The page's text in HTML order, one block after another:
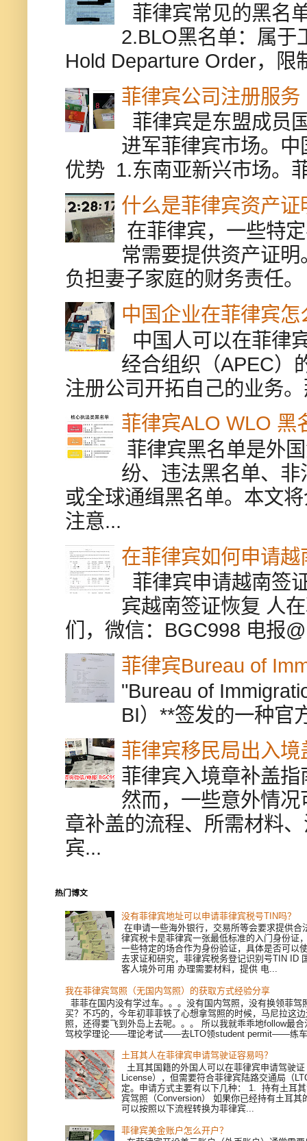
菲律宾常见的黑名
2.BLO黑名单：属于
Hold Departure Order，限
菲律宾公司注册服务
菲律宾是东盟成员
进军菲律宾市场。
优势 1.东南亚新兴市场。
什么是菲律宾资产证
在菲律宾，一些特
常需要提供资产证
负担妻子家庭的财务责任
中国企业在菲律宾怎
中国人可以在菲律
经合组织（APEC）
注册公司开拓自己的业务
菲律宾ALO WLO 黑
菲律宾黑名单是外
纷、违法黑名单、
或全球通缉黑名单。本文
注意...
在菲律宾如何申请越
菲律宾申请越南签
宾越南签证恢复 人
们，微信：BGC998 电报
菲律宾Bureau of
"Bureau of
BI）**签发的一种官
菲律宾移民局出入
菲律宾入境章补盖
然而，一些意外情
章补盖的流程、所需材料
宾...
热门博文
没有菲律宾地址可以申请菲律宾税号TIN吗？
在申请一些海外银行，交易所等会要求提供合
律宾税卡是菲律宾一张最低标准的入门身份证
一些特定的场合作为身份验证，具体是否可以
去求证和研究，菲律宾税务登记识别号TIN ID
客人境外可用 办理需要材料，提供 电...
我在菲律宾驾照（无国内驾照）的获取方式经验分享
菲菲在国内没有学过车。。。没有国内驾照，没有换领菲驾
买？不巧的，今年初菲菲铁了心想拿驾照的时候，马尼拉这
照，还得要飞到外岛上去呢。。。 所以我就乖乖地follow最
驾校学理论——理论考试——去LTO领student permit——练
土耳其人在菲律宾申请驾驶证容易吗？
土耳其国籍的外国人可以在菲律宾申请驾驶证
License），但需要符合菲律宾陆路交通局（
定。申请方式主要有以下几种： 1. 持有土耳
宾驾照（Conversion） 如果你已经持有土耳其
可以按照以下流程转换为菲律宾...
菲律宾美金账户怎么开户？